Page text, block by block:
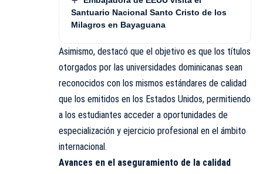
Santuario Nacional Santo Cristo de los
Milagros en Bayaguana
Asimismo, destacó que el objetivo es que los títulos
otorgados por las universidades dominicanas sean
reconocidos con los mismos estándares de calidad
que los emitidos en los Estados Unidos, permitiendo
a los estudiantes acceder a oportunidades de
especialización y ejercicio profesional en el ámbito
internacional.
Avances en el aseguramiento de la calidad